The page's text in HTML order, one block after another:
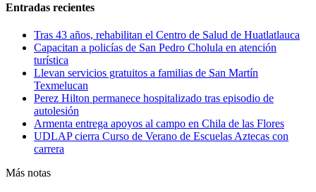
Entradas recientes
Tras 43 años, rehabilitan el Centro de Salud de Huatlatlauca
Capacitan a policías de San Pedro Cholula en atención
turística
Llevan servicios gratuitos a familias de San Martín
Texmelucan
Perez Hilton permanece hospitalizado tras episodio de
autolesión
Armenta entrega apoyos al campo en Chila de las Flores
UDLAP cierra Curso de Verano de Escuelas Aztecas con
carrera
Más notas